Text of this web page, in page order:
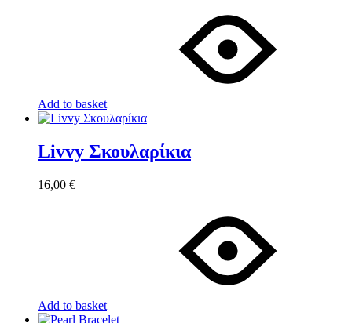
Add to basket
Livvy Σκουλαρίκια
16,00 €
Add to basket